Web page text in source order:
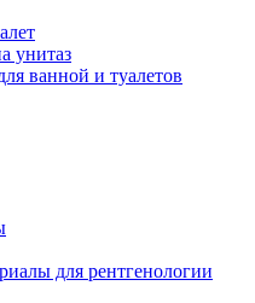
унитаз
ванной и туалетов
для рентгенологии